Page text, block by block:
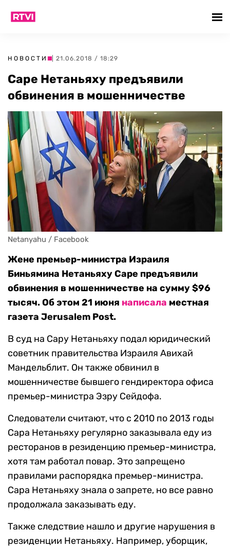
НОВОСТИ | 21.06.2018 / 18:29
Саре Нетаньяху предъявили
обвинения в мошенничестве
Netanyahu / Facebook
Жене премьер-министра Израиля
Биньямина Нетаньяху Саре предъявили
обвинения в мошенничестве на сумму $96
тысяч. Об этом 21 июня написала местная
газета Jerusalem Post.
В суд на Сару Нетаньяху подал юридический
советник правительства Израиля Авихай
Мандельблит. Он также обвинил в
мошенничестве бывшего гендиректора офиса
премьер-министра Эзру Сейдофа.
Следователи считают, что с 2010 по 2013 годы
Сара Нетаньяху регулярно заказывала еду из
ресторанов в резиденцию премьер-министра,
хотя там работал повар. Это запрещено
правилами распорядка премьер-министра.
Сара Нетаньяху знала о запрете, но все равно
продолжала заказывать еду.
Также следствие нашло и другие нарушения в
резиденции Нетаньяху. Например, уборщик,